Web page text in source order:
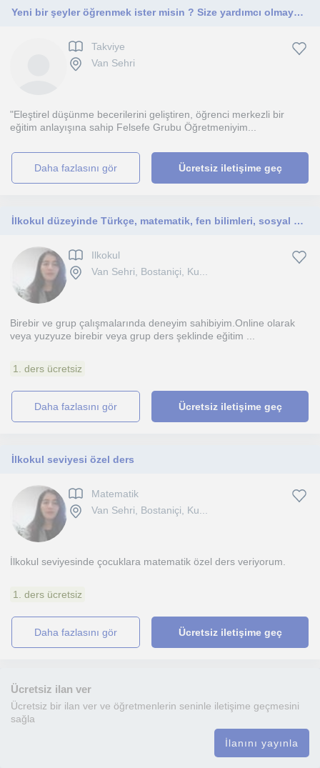
Yeni bir şeyler öğrenmek ister misin ? Size yardımcı olmaya hazırım.
Takviye
Van Sehri
"Eleştirel düşünme becerilerini geliştiren, öğrenci merkezli bir
eğitim anlayışına sahip Felsefe Grubu Öğretmeniyim...
daha fazlasını gör Ücretsiz iletişime geç
İlkokul düzeyinde Türkçe, matematik, fen bilimleri, sosyal bilgiler dersleri veriyorum
Ilkokul
Van Sehri, Bostaniçi, Ku...
Birebir ve grup çalışmalarında deneyim sahibiyim.Online olarak
veya yuzyuze birebir veya grup ders şeklinde eğitim ...
1. ders ücretsiz
daha fazlasını gör Ücretsiz iletişime geç
İlkokul seviyesi özel ders
Matematik
Van Sehri, Bostaniçi, Ku...
İlkokul seviyesinde çocuklara matematik özel ders veriyorum.
1. ders ücretsiz
daha fazlasını gör Ücretsiz iletişime geç
Ücretsiz ilan ver
Ücretsiz bir ilan ver ve öğretmenlerin seninle iletişime geçmesini
sağla
İlanını yayınla